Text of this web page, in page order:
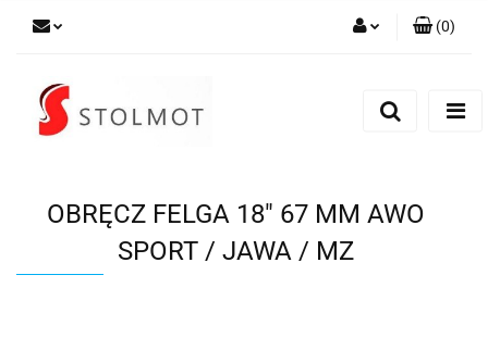
(0)
OBRĘCZ FELGA 18" 67 MM AWO
SPORT / JAWA / MZ